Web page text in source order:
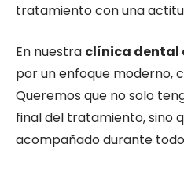
tratamiento con una
En nuestra clínica dental
por un enfoque moderno,
Queremos que no solo
final del tratamiento, sino
acompañado durante